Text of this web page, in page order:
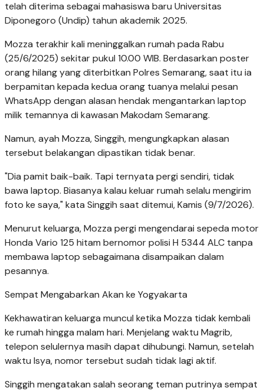
telah diterima sebagai mahasiswa baru Universitas
Diponegoro (Undip) tahun akademik 2025.
Mozza terakhir kali meninggalkan rumah pada Rabu
(25/6/2025) sekitar pukul 10.00 WIB. Berdasarkan poster
orang hilang yang diterbitkan Polres Semarang, saat itu ia
berpamitan kepada kedua orang tuanya melalui pesan
WhatsApp dengan alasan hendak mengantarkan laptop
milik temannya di kawasan Makodam Semarang.
Namun, ayah Mozza, Singgih, mengungkapkan alasan
tersebut belakangan dipastikan tidak benar.
"Dia pamit baik-baik. Tapi ternyata pergi sendiri, tidak
bawa laptop. Biasanya kalau keluar rumah selalu mengirim
foto ke saya," kata Singgih saat ditemui, Kamis (9/7/2026).
Menurut keluarga, Mozza pergi mengendarai sepeda motor
Honda Vario 125 hitam bernomor polisi H 5344 ALC tanpa
membawa laptop sebagaimana disampaikan dalam
pesannya.
Sempat Mengabarkan Akan ke Yogyakarta
Kekhawatiran keluarga muncul ketika Mozza tidak kembali
ke rumah hingga malam hari. Menjelang waktu Magrib,
telepon selulernya masih dapat dihubungi. Namun, setelah
waktu Isya, nomor tersebut sudah tidak lagi aktif.
Singgih mengatakan salah seorang teman putrinya sempat